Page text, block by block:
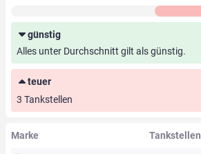
günstig
Alles unter Durchschnitt gilt als günstig.
teuer
3 Tankstellen
Marke Tankstellen